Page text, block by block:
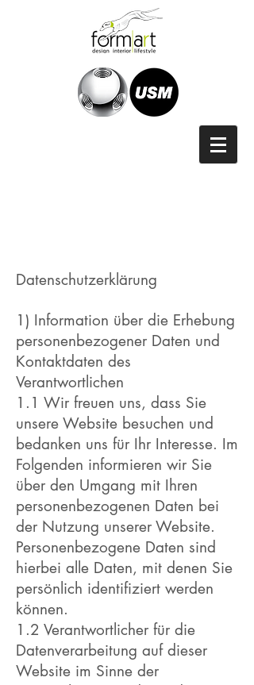
Datenschutzerklärung
1) Information über die Erhebung
personenbezogener Daten und
Kontaktdaten des
Verantwortlichen
1.1 Wir freuen uns, dass Sie
unsere Website besuchen und
bedanken uns für Ihr Interesse. Im
Folgenden informieren wir Sie
über den Umgang mit Ihren
personenbezogenen Daten bei
der Nutzung unserer Website.
Personenbezogene Daten sind
hierbei alle Daten, mit denen Sie
persönlich identifiziert werden
können.
1.2 Verantwortlicher für die
Datenverarbeitung auf dieser
Website im Sinne der